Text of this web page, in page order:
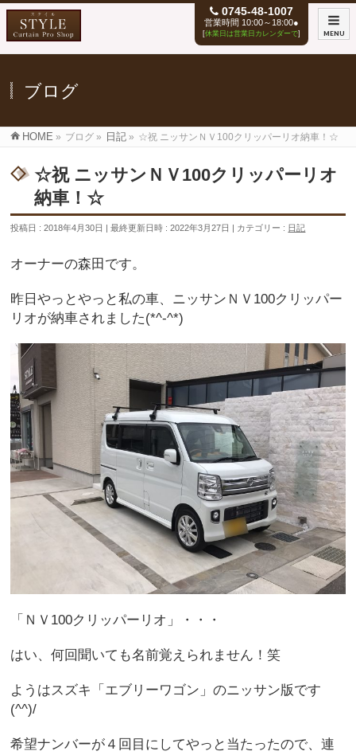
0745-48-1007
営業時間 10:00～18:00●
[休業日は営業日カレンダーで] MENU
ブログ
HOME » ブログ » 日記 » ☆祝 ニッサンＮＶ100クリッパーリオ納車！☆
☆祝 ニッサンＮＶ100クリッパーリオ
納車！☆
投稿日 : 2018年4月30日 最終更新日時 : 2022年3月27日 カテゴリー : 日記
オーナーの森田です。
昨日やっとやっと私の車、ニッサンＮＶ100クリッパー
リオが納車されました(*^-^*)
「ＮＶ100クリッパーリオ」・・・
はい、何回聞いても名前覚えられません！笑
ようはスズキ「エブリーワゴン」のニッサン版です
(^^)/
希望ナンバーが４回目にしてやっと当たったので、連